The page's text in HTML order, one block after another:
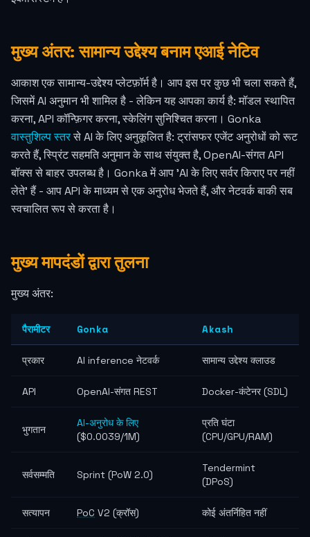
मुख्य अंतर: सामान्य उद्देश्य बनाम एआई नेटिव
आकाश एक सामान्य-उद्देश्य प्लेटफ़ॉर्म है। आप इस पर कुछ भी चला सकते हैं,
जिसमें AI अनुमान भी शामिल है - लेकिन यह आपका कार्य है: मॉडल स्थापित
करना, API कॉन्फ़िगर करना, स्केलिंग सुनिश्चित करना। Gonka
वास्तुशिल्प स्तरसे AI के लिए अनुकूलित है: ट्रांसफर एजेंट अनुरोधों को रूट
करते हैं, स्प्रिंट सहमति अनुमान के साथ संयुक्त है, OpenAI-संगत API
बॉक्स से बाहर उपलब्ध है। Gonka में आप 'AI के लिए सर्वर किराए पर नहीं
लेते' हैं - आप API के माध्यम से एक अनुरोध भेजते हैं, और नेटवर्क बाकी सब
स्वचालित रूप से करता है।
मुख्य मापदंडों द्वारा तुलना
मुख्य अंतर:
पैरामीटर Gonka Akash
प्रकार AI inference नेटवर्क सामान्य उद्देश्य क्लाउड
API OpenAI-संगत REST Docker-कंटेनर (SDL)
भुगतान
AI-अनुरोध के लिए
($0.0039/1M)
प्रति घंटा
(CPU/GPU/RAM)
सर्वसम्मति Sprint (PoW 2.0)
Tendermint
(DPoS)
सत्यापन PoC V2 (क्रॉस) कोई अंतर्निहित नहीं